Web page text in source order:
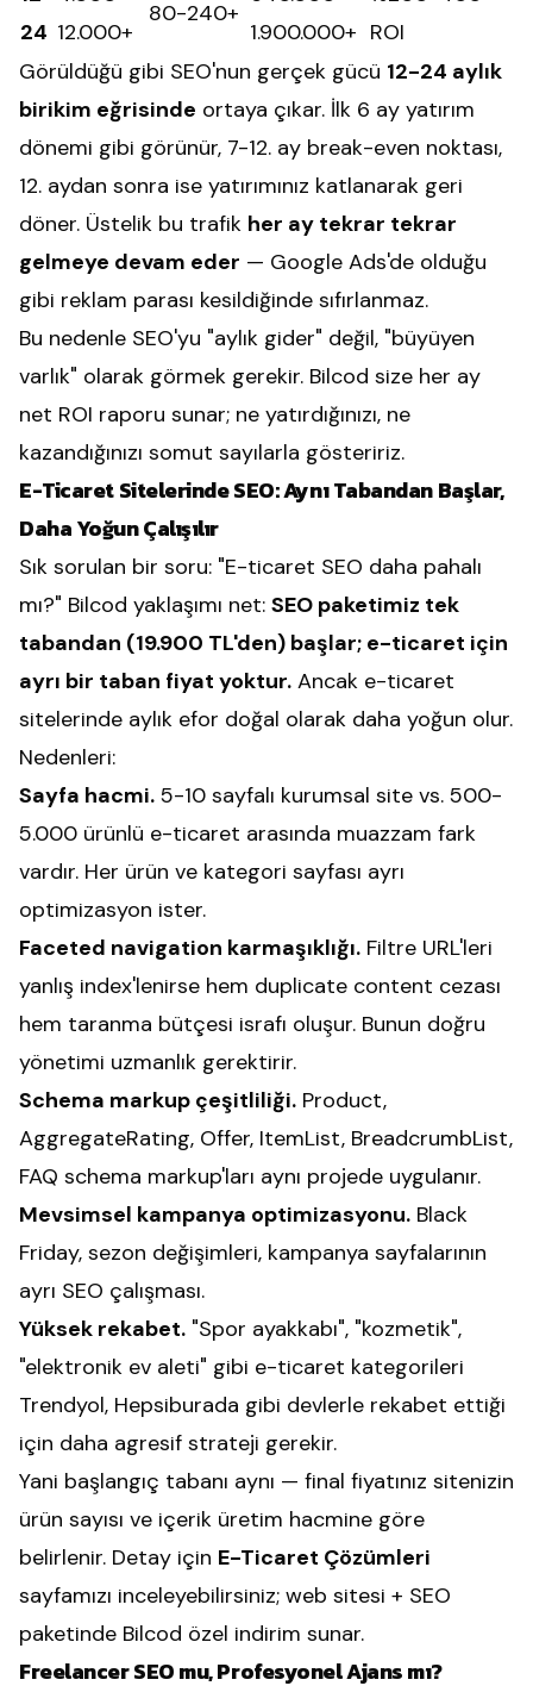
24 12.000+
80-240+
1.900.000+ ROI
Görüldüğü gibi SEO'nun gerçek gücü 12-24 aylık
birikim eğrisinde ortaya çıkar. İlk 6 ay yatırım
dönemi gibi görünür, 7-12. ay break-even noktası,
12. aydan sonra ise yatırımınız katlanarak geri
döner. Üstelik bu trafik her ay tekrar tekrar
gelmeye devam eder — Google Ads'de olduğu
gibi reklam parası kesildiğinde sıfırlanmaz.
Bu nedenle SEO'yu "aylık gider" değil, "büyüyen
varlık" olarak görmek gerekir. Bilcod size her ay
net ROI raporu sunar; ne yatırdığınızı, ne
kazandığınızı somut sayılarla gösteririz.
E-Ticaret Sitelerinde SEO: Aynı Tabandan Başlar,
Daha Yoğun Çalışılır
Sık sorulan bir soru: "E-ticaret SEO daha pahalı
mı?" Bilcod yaklaşımı net: SEO paketimiz tek
tabandan (19.900 TL'den) başlar; e-ticaret için
ayrı bir taban fiyat yoktur. Ancak e-ticaret
sitelerinde aylık efor doğal olarak daha yoğun olur.
Nedenleri:
Sayfa hacmi. 5-10 sayfalı kurumsal site vs. 500-
5.000 ürünlü e-ticaret arasında muazzam fark
vardır. Her ürün ve kategori sayfası ayrı
optimizasyon ister.
Faceted navigation karmaşıklığı. Filtre URL'leri
yanlış index'lenirse hem duplicate content cezası
hem taranma bütçesi israfı oluşur. Bunun doğru
yönetimi uzmanlık gerektirir.
Schema markup çeşitliliği. Product,
AggregateRating, Offer, ItemList, BreadcrumbList,
FAQ schema markup'ları aynı projede uygulanır.
Mevsimsel kampanya optimizasyonu. Black
Friday, sezon değişimleri, kampanya sayfalarının
ayrı SEO çalışması.
Yüksek rekabet. "Spor ayakkabı", "kozmetik",
"elektronik ev aleti" gibi e-ticaret kategorileri
Trendyol, Hepsiburada gibi devlerle rekabet ettiği
için daha agresif strateji gerekir.
Yani başlangıç tabanı aynı — final fiyatınız sitenizin
ürün sayısı ve içerik üretim hacmine göre
belirlenir. Detay için E-Ticaret Çözümleri
sayfamızı inceleyebilirsiniz; web sitesi + SEO
paketinde Bilcod özel indirim sunar.
Freelancer SEO mu, Profesyonel Ajans mı?